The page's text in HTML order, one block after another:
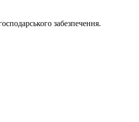
забезпечення.